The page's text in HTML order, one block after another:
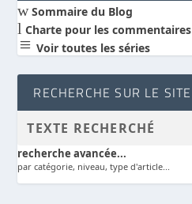
wSommaire du Blog
l Charte pour les commentaires
a Voir toutes les séries
RECHERCHE SUR LE SITE
recherche avancée...
par catégorie, niveau, type d'article...